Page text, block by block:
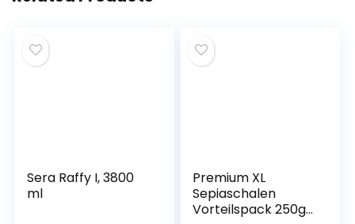
Sera Raffy I, 3800
ml
Premium XL
Sepiaschalen
Vorteilspack 250g